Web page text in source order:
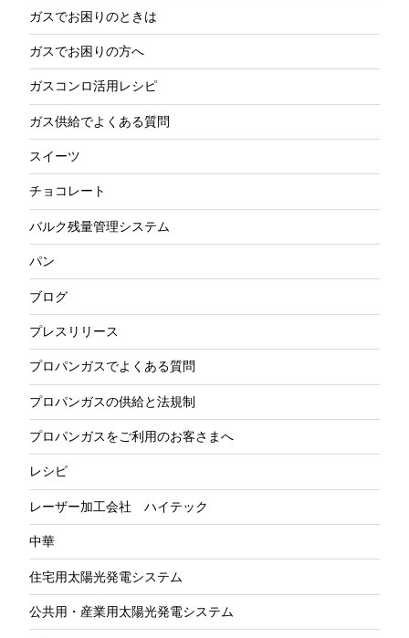
ガスでお困りのときは
ガスでお困りの方へ
ガスコンロ活用レシピ
ガス供給でよくある質問
スイーツ
チョコレート
バルク残量管理システム
パン
ブログ
プレスリリース
プロパンガスでよくある質問
プロパンガスの供給と法規制
プロパンガスをご利用のお客さまへ
レシピ
レーザー加工会社 ハイテック
中華
住宅用太陽光発電システム
公共用・産業用太陽光発電システム